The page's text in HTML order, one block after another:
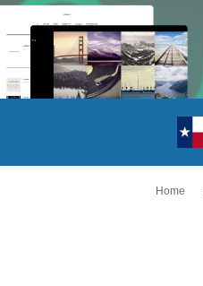
Home